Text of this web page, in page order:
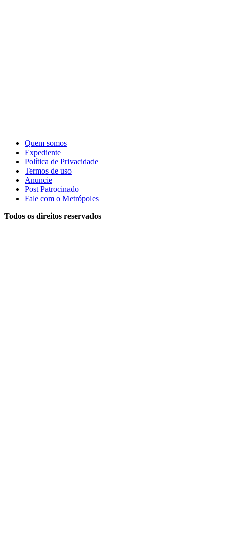
Quem somos
Expediente
Política de Privacidade
Termos de uso
Anuncie
Post Patrocinado
Fale com o Metrópoles
Todos os direitos reservados